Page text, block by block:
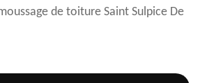
de toiture Saint Sulpice De